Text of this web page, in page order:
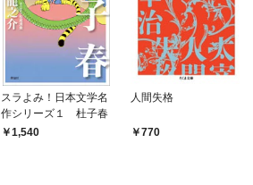
スラよみ！日本文学名
作シリーズ１ 杜子春
1,540
人間失格
770